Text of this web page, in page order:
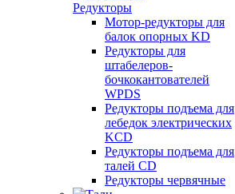
Редукторы
Мотор-редукторы для
балок опорных KD
Редукторы для
штабелеров-
бочкокантователей
WPDS
Редукторы подъема для
лебедок электрических
KCD
Редукторы подъема для
талей CD
Редукторы червячные